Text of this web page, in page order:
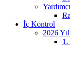
İç Kontrol
2026
1.